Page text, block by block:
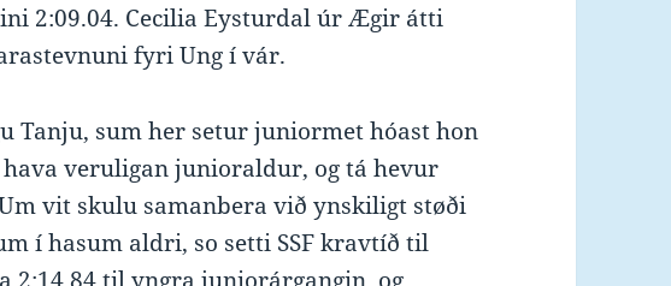
2:09.04. Cecilia Eysturdal úr Ægir átti
fyri Ung í vár.
Tanju, sum her setur juniormet hóast hon
veruligan junioraldur, og tá hevur
vit skulu samanbera við ynskiligt støði
í hasum aldri, so setti SSF kravtíð til